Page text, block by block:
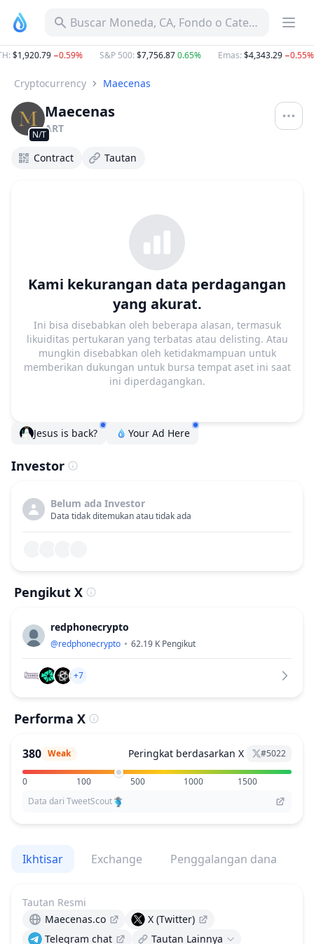
Buscar Moneda, CA, Fondo o Categoría
: $1,920.79−0.59% S&P 500: $7,756.870.65% Emas: $4,343.29−0.55%
Cryptocurrency Maecenas
N/T
Maecenas
ART
Contract Tautan
Kami kekurangan data perdagangan
yang akurat.
Ini bisa disebabkan oleh beberapa alasan, termasuk
likuiditas pertukaran yang terbatas atau delisting. Atau
mungkin disebabkan oleh ketidakmampuan untuk
memberikan dukungan untuk bursa tempat aset ini saat
ini diperdagangkan.
Jesus is back? Your Ad Here
Investor
Belum ada Investor
Data tidak ditemukan atau tidak ada
Pengikut X
redphonecrypto
@redphonecrypto 62.19 K Pengikut
+7
Performa X
380 Weak Peringkat berdasarkan X #5022
0 100 500 1000
1500
Data dari TweetScout
Ikhtisar Exchange Penggalangan dana
Tautan Resmi
Maecenas.co
X (Twitter)
Telegram chat
Tautan Lainnya